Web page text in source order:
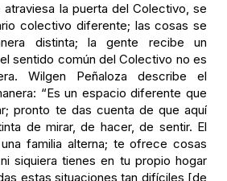
la puerta del Colectivo, se
colectivo diferente; las cosas se
distinta; la gente recibe un
sentido común del Colectivo no es
Wilgen Peñaloza describe el
“Es un espacio diferente que
pronto te das cuenta de que aquí
de mirar, de hacer, de sentir. El
familia alterna; te ofrece cosas
siquiera tienes en tu propio hogar
estas situaciones tan difíciles [de